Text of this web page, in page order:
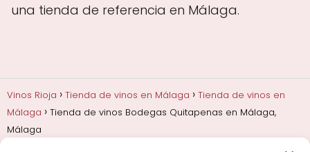
una tienda de referencia en Málaga.
Vinos Rioja Tienda de vinos en Málaga
Tienda de vinos en
Málaga
Tienda de vinos Bodegas Quitapenas en Málaga,
Málaga